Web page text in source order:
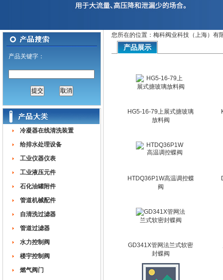
产品关键字：
冷凝器在线清洗装置
给排水处理设备
工业仪器仪表
工业液压元件
石化油罐附件
管道机械配件
自清洗过滤器
管道过滤器
水力控制阀
楼宇控制阀
燃气阀门
您所在的位置：梅科阀业科技（上海）有
产品展示
HG5-16-79上展式搪玻璃
放料阀
HTDQ36P1W高温调控蝶
阀
GD341X管网法兰式软密
封蝶阀